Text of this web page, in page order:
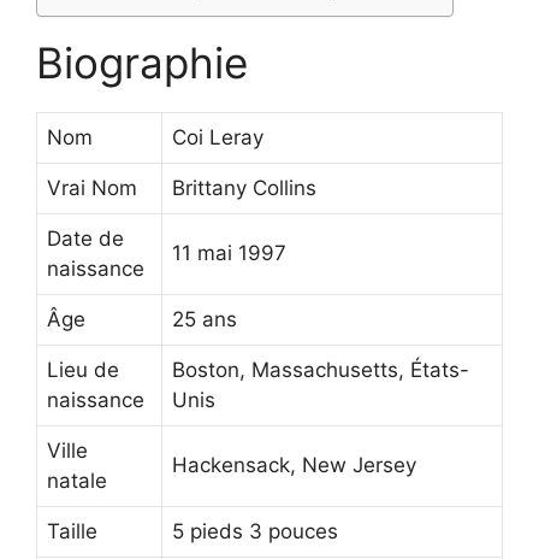
Biographie
Nom Coi Leray
Vrai Nom Brittany Collins
Date de
naissance
11 mai 1997
Âge 25 ans
Lieu de
naissance
Boston, Massachusetts, États-
Unis
Ville
natale
Hackensack, New Jersey
Taille 5 pieds 3 pouces